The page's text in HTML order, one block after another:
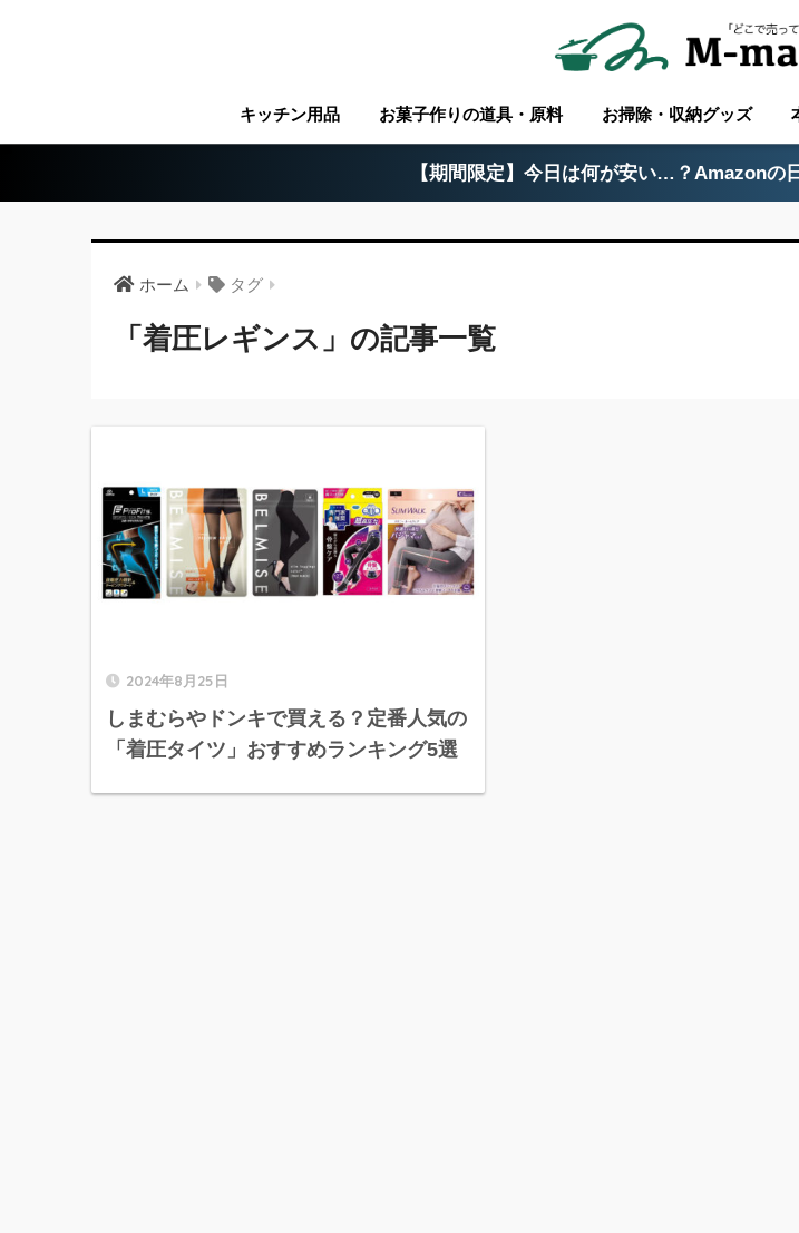
キッチン用品 お菓子作りの道具・原料 お掃除・収納グッズ
【期間限定】今日は何が安い…？Amazonの
ホーム タグ
「着圧レギンス」の記事一覧
2024年8月25日
しまむらやドンキで買える？定番人気の
「着圧タイツ」おすすめランキング5選